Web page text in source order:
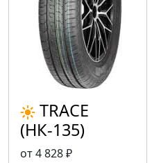
TRACE
(НК-135)
от 4 828 ₽